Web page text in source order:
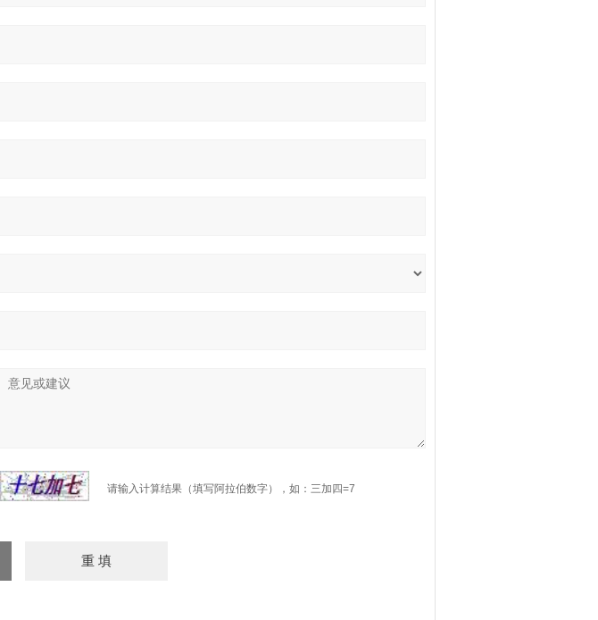
请输入计算结果（填写阿拉伯数字），如：三加四=7